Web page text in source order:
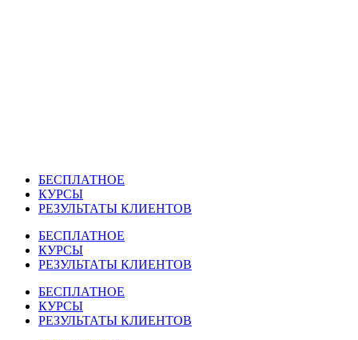
БЕСПЛАТНОЕ
КУРСЫ
РЕЗУЛЬТАТЫ КЛИЕНТОВ
БЕСПЛАТНОЕ
КУРСЫ
РЕЗУЛЬТАТЫ КЛИЕНТОВ
БЕСПЛАТНОЕ
КУРСЫ
РЕЗУЛЬТАТЫ КЛИЕНТОВ